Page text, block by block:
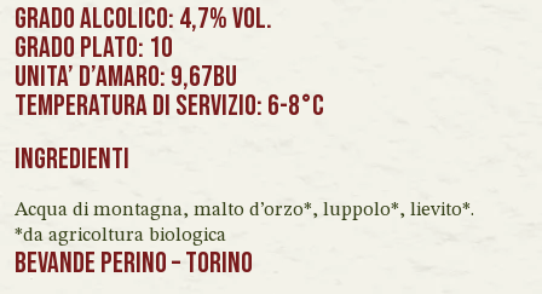
GRADO ALCOLICO: 4,7% vol.
GRADO PLATO: 10
UNITA’ D’AMARO: 9,67BU
TEMPERATURA DI SERVIZIO: 6-8°C
INGREDIENTI
Acqua di montagna, malto d’orzo*, luppolo*, lievito*.
*da agricoltura biologica
Bevande Perino – Torino